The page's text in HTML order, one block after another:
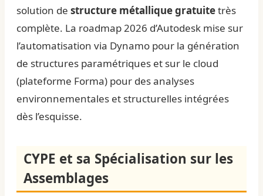
solution de structure métallique gratuitetrès
complète. La roadmap 2026 d’Autodesk mise sur
l’automatisation via Dynamo pour la génération
de structures paramétriques et sur le cloud
(plateforme Forma) pour des analyses
environnementales et structurelles intégrées
dès l’esquisse.
CYPE et sa Spécialisation sur les
Assemblages